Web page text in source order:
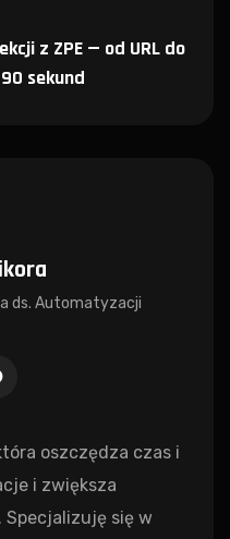
z ZPE — od URL do
sekund
ds. Automatyzacji
oszczędza czas i
i zwiększa
się w